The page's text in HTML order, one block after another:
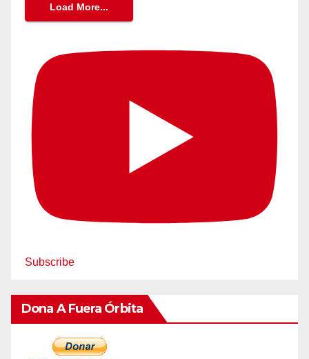
Load More...
Subscribe
Dona A Fuera Órbita